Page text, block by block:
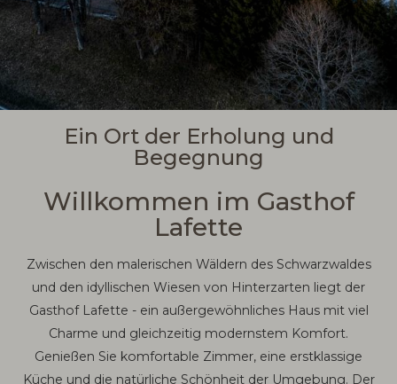
Ein Ort der Erholung und
Begegnung
Willkommen im Gasthof
Lafette
Zwischen den malerischen Wäldern des Schwarzwaldes
und den idyllischen Wiesen von Hinterzarten liegt der
Gasthof Lafette - ein außergewöhnliches Haus mit viel
Charme und gleichzeitig modernstem Komfort.
Genießen Sie komfortable Zimmer, eine erstklassige
Küche und die natürliche Schönheit der Umgebung. Der